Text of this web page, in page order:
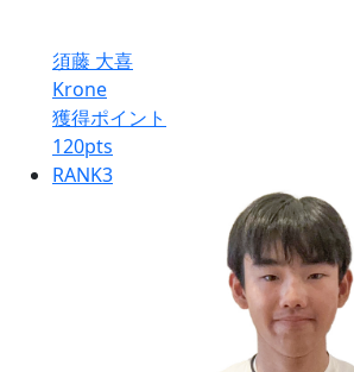
須藤 大喜
Krone
獲得ポイント
120pts
RANK3